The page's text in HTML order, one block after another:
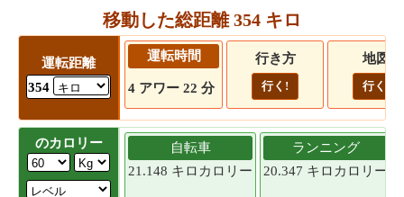
移動した総距離 354 キロ
運転距離
354
運転時間
4 アワー 22 分
行き方
行く!
地図
行く!
のカロリー
自転車
21.148 キロカロリー
ランニング
20.347 キロカロリー